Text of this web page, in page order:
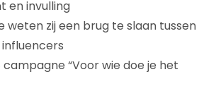
en invulling
weten zij een brug te slaan tussen
campagne “Voor wie doe je het